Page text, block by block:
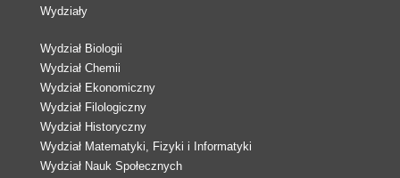
Wydziały
Wydział Biologii
Wydział Chemii
Wydział Ekonomiczny
Wydział Filologiczny
Wydział Historyczny
Wydział Matematyki, Fizyki i Informatyki
Wydział Nauk Społecznych